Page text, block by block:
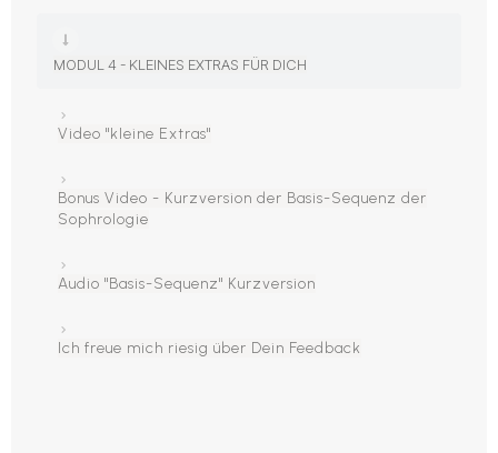
MODUL 4 - KLEINES EXTRAS FÜR DICH
Video "kleine Extras"
Bonus Video - Kurzversion der Basis-Sequenz der
Sophrologie
Audio "Basis-Sequenz" Kurzversion
Ich freue mich riesig über Dein Feedback